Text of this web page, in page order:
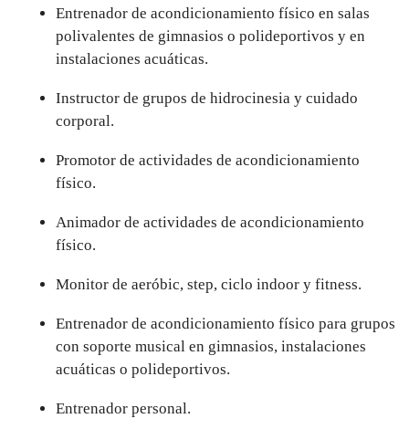
Entrenador de acondicionamiento físico en salas
polivalentes de gimnasios o polideportivos y en
instalaciones acuáticas.
Instructor de grupos de hidrocinesia y cuidado
corporal.
Promotor de actividades de acondicionamiento
físico.
Animador de actividades de acondicionamiento
físico.
Monitor de aeróbic, step, ciclo indoor y fitness.
Entrenador de acondicionamiento físico para grupos
con soporte musical en gimnasios, instalaciones
acuáticas o polideportivos.
Entrenador personal.